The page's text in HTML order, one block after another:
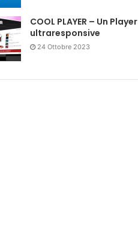
COOL PLAYER – Un Player
ultraresponsive
24 Ottobre 2023